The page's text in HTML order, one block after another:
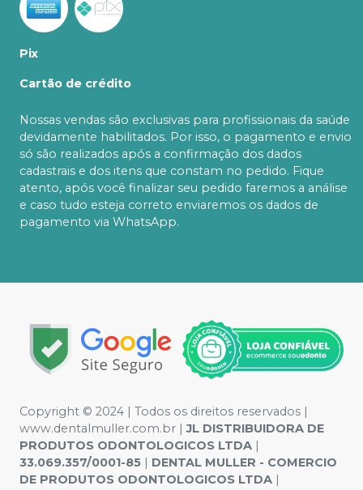
Pix
Cartão de crédito
Nossas vendas são exclusivas para profissionais da saúde
devidamente habilitados. Por isso, o pagamento e envio
só são realizados após a confirmação dos dados
cadastrais e dos itens que constam no pedido. Fique
atento, após você finalizar seu pedido faremos a análise
e caso tudo esteja correto enviaremos os dados de
pagamento via WhatsApp.
Copyright © 2024 | Todos os direitos reservados |
www.dentalmuller.com.br |JL DISTRIBUIDORA DE
PRODUTOS ODONTOLOGICOS LTDA |
33.069.357/0001-85 | DENTAL MULLER - COMERCIO
DE PRODUTOS ODONTOLOGICOS LTDA |